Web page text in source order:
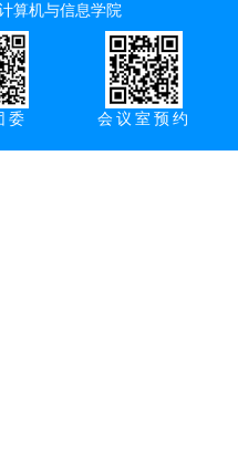
算机与信息学院
委 会议室预约